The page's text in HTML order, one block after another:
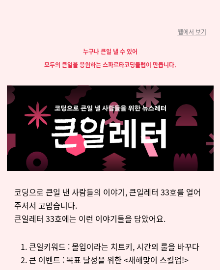
웹에서 보기
누구나 큰일 낼 수 있어
모두의 큰일을 응원하는스파르타코딩클럽이 만듭니다.
코딩으로 큰일 낸 사람들의 이야기,큰일레터 33호를 열어
주셔서 고맙습니다.
큰일레터 33호에는 이런 이야기들을 담았어요.
큰일키워드 : 몰입이라는 치트키, 시간의 룰을 바꾸다
큰 이벤트 : 목표 달성을 위한 <새해맞이 스킬업!>